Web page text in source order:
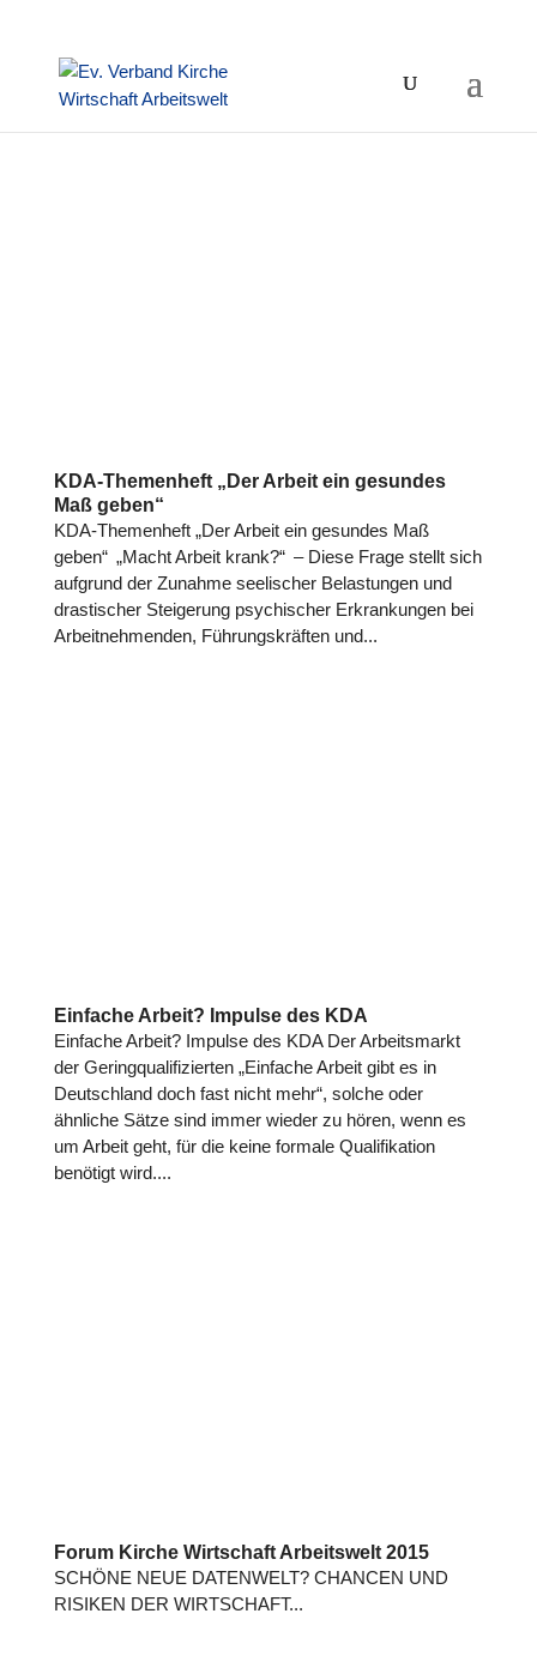
KDA-Themenheft „Der Arbeit ein gesundes
Maß geben“
KDA-Themenheft „Der Arbeit ein gesundes Maß
geben“ „Macht Arbeit krank?“ – Diese Frage stellt sich
aufgrund der Zunahme seelischer Belastungen und
drastischer Steigerung psychischer Erkrankungen bei
Arbeitnehmen­den, Führungskräften und...
Einfache Arbeit? Impulse des KDA
Einfache Arbeit? Impulse des KDA Der Arbeitsmarkt
der Geringqualifizierten „Einfache Arbeit gibt es in
Deutschland doch fast nicht mehr“, solche oder
ähnliche Sätze sind immer wieder zu hören, wenn es
um Arbeit geht, für die keine formale Qualifikation
benötigt wird....
Forum Kirche Wirtschaft Arbeitswelt 2015
SCHÖNE NEUE DATENWELT? CHANCEN UND
RISIKEN DER WIRTSCHAFT...